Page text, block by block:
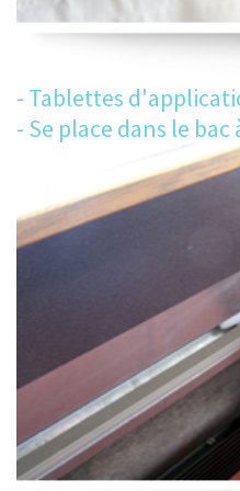
- Tablettes
- Se place dans le